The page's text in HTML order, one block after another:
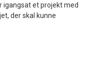
igangsat et projekt med
der skal kunne